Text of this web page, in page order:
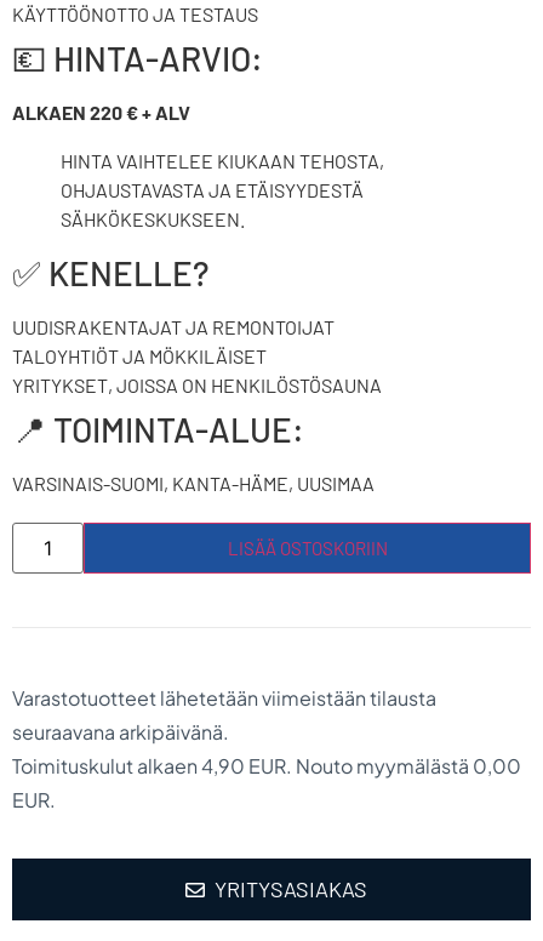
KÄYTTÖÖNOTTO JA TESTAUS
💶 HINTA-ARVIO:
ALKAEN 220 € + ALV
HINTA VAIHTELEE KIUKAAN TEHOSTA,
OHJAUSTAVASTA JA ETÄISYYDESTÄ
SÄHKÖKESKUKSEEN.
✅ KENELLE?
UUDISRAKENTAJAT JA REMONTOIJAT
TALOYHTIÖT JA MÖKKILÄISET
YRITYKSET, JOISSA ON HENKILÖSTÖSAUNA
📍 TOIMINTA-ALUE:
VARSINAIS-SUOMI, KANTA-HÄME, UUSIMAA
LISÄÄ OSTOSKORIIN
Varastotuotteet lähetetään viimeistään tilausta
seuraavana arkipäivänä.
Toimituskulut alkaen 4,90 EUR. Nouto myymälästä 0,00
EUR.
YRITYSASIAKAS